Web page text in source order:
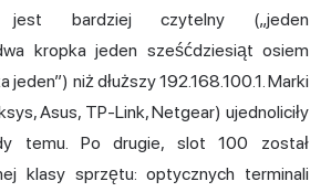
bardziej czytelny („jeden
kropka jeden sześćdziesiąt osiem
jeden”) niż dłuższy 192.168.100.1. Marki
Asus, TP-Link, Netgear) ujednoliciły
temu. Po drugie, slot 100 został
klasy sprzętu: optycznych terminali